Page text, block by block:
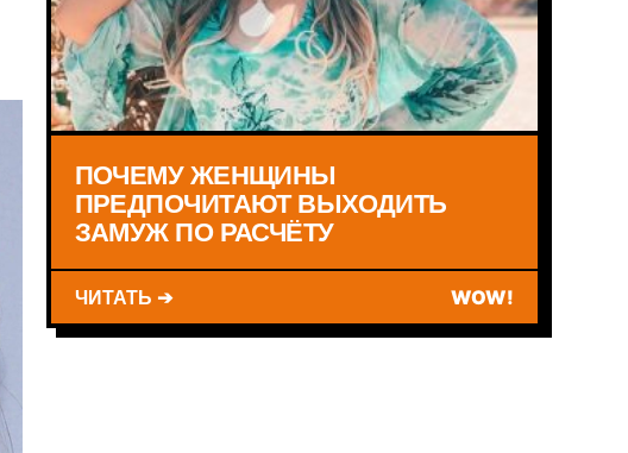
ПОЧЕМУ ЖЕНЩИНЫ
ПРЕДПОЧИТАЮТ ВЫХОДИТЬ
ЗАМУЖ ПО РАСЧЁТУ
ЧИТАТЬ ➔ WOW!